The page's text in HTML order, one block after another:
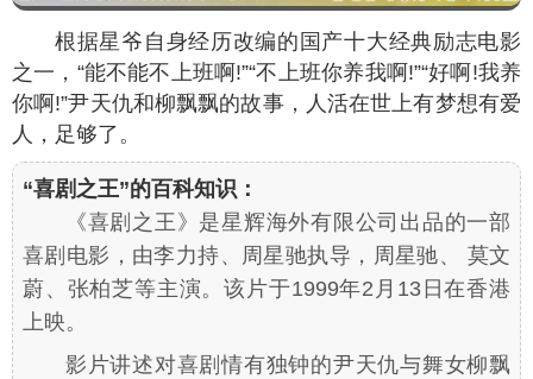
根据星爷自身经历改编的国产十大经典励志电影
之一，“能不能不上班啊!”“不上班你养我啊!”“好啊!我养
你啊!”尹天仇和柳飘飘的故事，人活在世上有梦想有爱
人，足够了。
“喜剧之王”的百科知识：
《喜剧之王》是星辉海外有限公司出品的一部
喜剧电影，由李力持、周星驰执导，周星驰、 莫文
蔚、张柏芝等主演。该片于1999年2月13日在香港
上映。
影片讲述对喜剧情有独钟的尹天仇与舞女柳飘